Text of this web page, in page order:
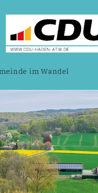
im Wandel